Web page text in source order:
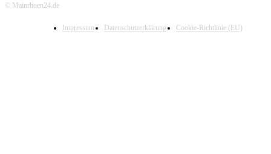
© Mainrhoen24.de
Impressum Datenschutzerklärung Cookie-Richtlinie (EU)